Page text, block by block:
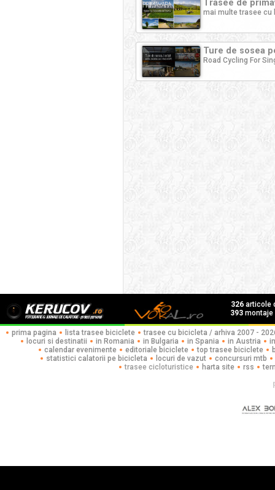
Trasee de
mai multe trasee cu
Ture de sosea
Road Cycling For
326articole
393montaje
prima pagina lista trasee biciclete
trasee cu bicicleta / arhiva 2007 -
locuri si destinatii
in Romania in Bulgaria in Spania in Austria
calendar evenimente
editoriale biciclete top trasee biciclete
statistici calatorii pe bicicleta
locuri de vazut
concursuri mtb
trasee cicloturistice
harta site rss